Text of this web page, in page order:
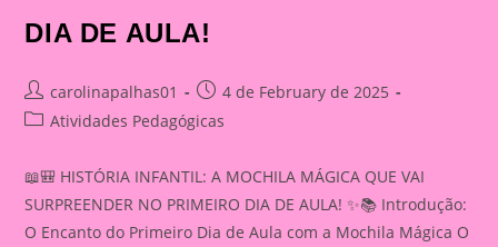
DIA DE AULA!
Post
author:
carolinapalhas01
Post
published:
4 de February de 2025
PostAtividades Pedagógicas
📖🎒 HISTÓRIA INFANTIL: A MOCHILA MÁGICA QUE VAI
SURPREENDER NO PRIMEIRO DIA DE AULA! ✨📚 Introdução:
O Encanto do Primeiro Dia de Aula com a Mochila Mágica O